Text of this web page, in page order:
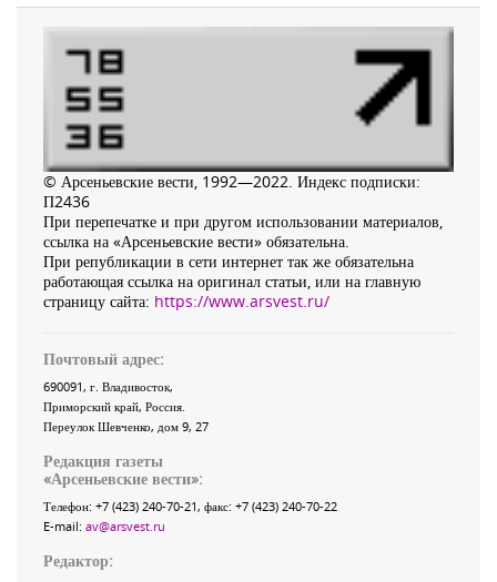
© Арсеньевские вести, 1992—2022. Индекс подписки:
П2436
При перепечатке и при другом использовании материалов,
ссылка на «Арсеньевские вести» обязательна.
При републикации в сети интернет так же обязательна
работающая ссылка на оригинал статьи, или на главную
страницу сайта: https://www.arsvest.ru/
Почтовый адрес:
690091, г. Владивосток,
Приморский край, Россия
Переулок Шевченко, дом 9, 27
Редакция газеты
«Арсеньевские вести»:
Телефон: +7 (423) 240-70-21, факс: +7 (423) 240-70-22
E-mail: av@arsvest.ru
Редактор: